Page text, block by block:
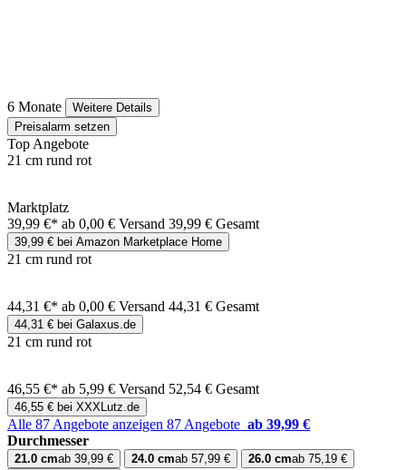
6 Monate
Weitere Details
Preisalarm setzen
Top Angebote
21 cm rund rot
Marktplatz
39,99 €* ab 0,00 € Versand 39,99 € Gesamt
39,99 € bei Amazon Marketplace Home
21 cm rund rot
44,31 €* ab 0,00 € Versand 44,31 € Gesamt
44,31 € bei Galaxus.de
21 cm rund rot
46,55 €* ab 5,99 € Versand 52,54 € Gesamt
46,55 € bei XXXLutz.de
Alle 87 Angebote anzeigen 87 Angebote ab 39,99 €
Durchmesser
21.0 cmab 39,99 € 24.0 cmab 57,99 € 26.0 cmab 75,19 €